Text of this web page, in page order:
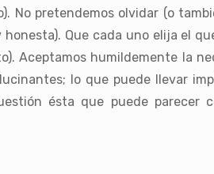
No pretendemos olvidar (o
Que cada uno elija el
Aceptamos humildemente la
lo que puede llevar
ésta que puede